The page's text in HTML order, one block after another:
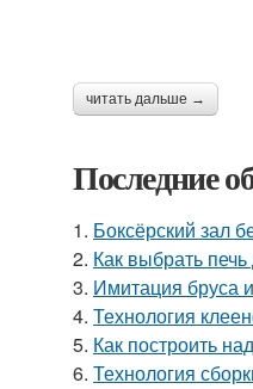
читать дальше →
Последние
1. Боксёрский зал
2. Как выбрать
3. Имитация бруса
4. Технология
5. Как построить
6. Технология